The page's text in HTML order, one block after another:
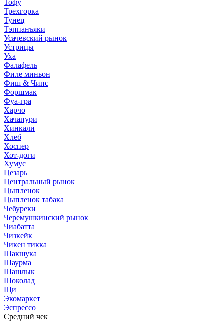
Тофу
Трехгорка
Тунец
Тэппанъяки
Усачевский рынок
Устрицы
Уха
Фалафель
Филе миньон
Фиш & Чипс
Форшмак
Фуа-гра
Харчо
Хачапури
Хинкали
Хлеб
Хоспер
Хот-доги
Хумус
Цезарь
Центральный рынок
Цыпленок
Цыпленок табака
Чебуреки
Черемушкинский рынок
Чиабатта
Чизкейк
Чикен тикка
Шакшука
Шаурма
Шашлык
Шоколад
Щи
Экомаркет
Эспрессо
Средний чек